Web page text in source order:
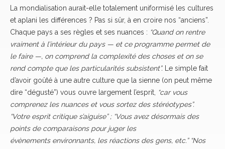
La mondialisation aurait-elle totalement uniformisé les cultures
et aplani les différences ? Pas si sûr, à en croire nos “anciens”.
Chaque pays a ses règles et ses nuances : “Quand on rentre
vraiment à l’intérieur du pays — et ce programme permet de
le faire —, on comprend la complexité des choses et on se
rend compte que les particularités subsistent”.
Le simple fait
d’avoir goûté à une autre culture que la sienne (on peut même
dire “dégusté”) vous ouvre largement l’esprit, “car vous
comprenez les nuances et vous sortez des stéréotypes”.
“Votre esprit critique s’aiguise” ; “Vous avez désormais des
points de comparaisons pour juger les
évènements environnants, les réactions des gens, etc.” “Nos